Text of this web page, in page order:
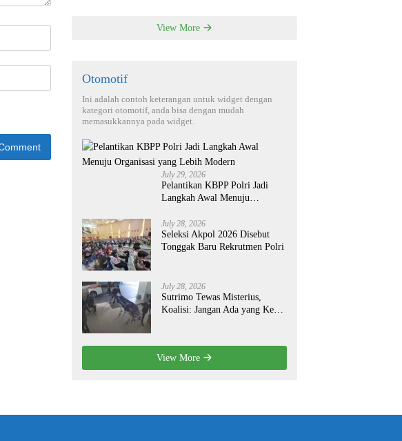
View More
Otomotif
Ini adalah contoh keterangan untuk widget dengan
kategori otomotif, anda bisa dengan mudah
memasukkannya pada widget.
July 29, 2026
Pelantikan KBPP Polri Jadi
Langkah Awal Menuju
July 28, 2026
Seleksi Akpol 2026 Disebut
Tonggak Baru Rekrutmen Polri
July 28, 2026
Sutrimo Tewas Misterius,
Koalisi: Jangan Ada yang Kebal
View More